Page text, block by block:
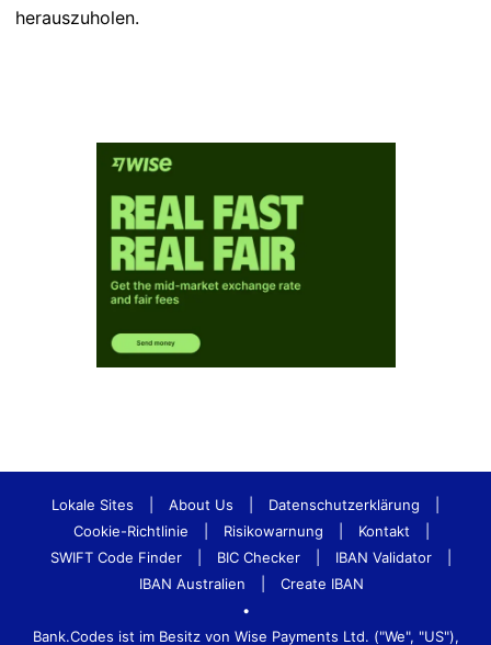
herauszuholen.
Lokale Sites About Us Datenschutzerklärung
Cookie-Richtlinie
Risikowarnung Kontakt
SWIFT Code Finder
BIC Checker IBAN Validator
IBAN Australien
Create IBAN
•
Bank.Codes ist im Besitz von Wise Payments Ltd. ("We", "US"),